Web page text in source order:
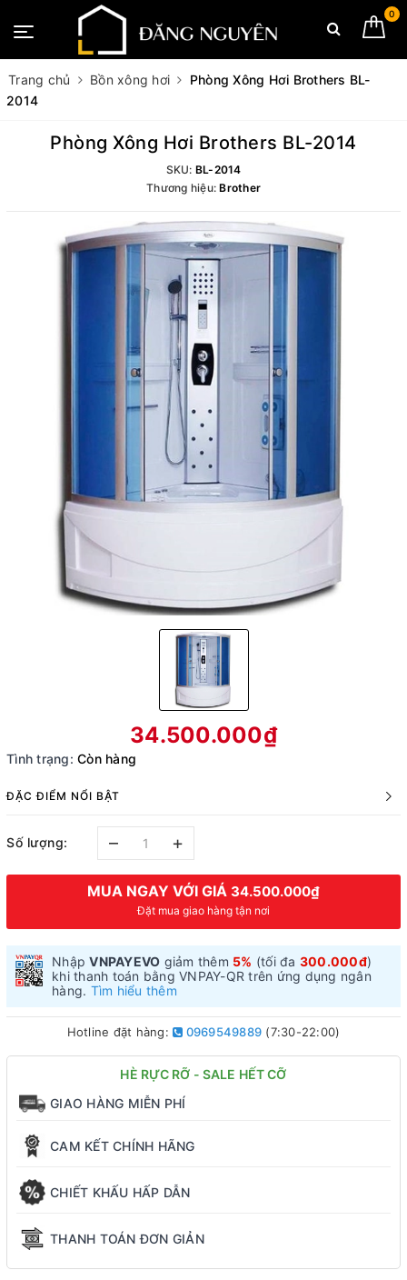
0
Trang chủ Bồn xông hơi
Phòng Xông Hơi Brothers BL-
2014
Phòng Xông Hơi Brothers BL-2014
SKU: BL-2014
Thương hiệu:Brother
34.500.000₫
Tình trạng: Còn hàng
ĐẶC ĐIỂM NỔI BẬT
Số lượng: – +
MUA NGAY VỚI GIÁ 34.500.000₫
Đặt mua giao hàng tận nơi
NhậpVNPAYEVO giảm thêm 5% (tối đa 300.000đ)
khi thanh toán bằng VNPAY-QR trên ứng dụng ngân
hàng. Tìm hiểu thêm
Hotline đặt hàng: 0969549889 (7:30-22:00)
HÈ RỰC RỠ - SALE HẾT CỠ
GIAO HÀNG MIỄN PHÍ
CAM KẾT CHÍNH HÃNG
CHIẾT KHẤU HẤP DẪN
THANH TOÁN ĐƠN GIẢN